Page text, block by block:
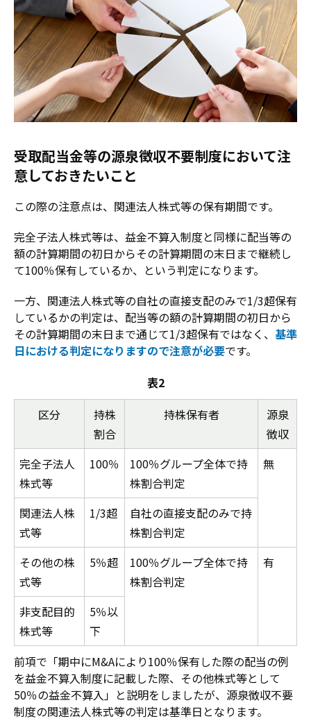
受取配当金等の源泉徴収不要制度において注
意しておきたいこと
この際の注意点は、関連法人株式等の保有期間です。
完全子法人株式等は、益金不算入制度と同様に配当等の
額の計算期間の初日からその計算期間の末日まで継続し
て100％保有しているか、という判定になります。
一方、関連法人株式等の自社の直接支配のみで1/3超保有
しているかの判定は、配当等の額の計算期間の初日から
その計算期間の末日まで通じて1/3超保有ではなく、 基準
日における判定になりますので注意が必要です。
表2
区分
持株
割合
持株保有者
源泉
徴収
完全子法人
株式等
100％
100％グループ全体で持
株割合判定
無
関連法人株
式等
1/3超
自社の直接支配のみで持
株割合判定
その他の株
式等
5％超
100％グループ全体で持
株割合判定
有
非支配目的
株式等
5％以
下
前項で「期中にM&Aにより100％保有した際の配当の例
を益金不算入制度に記載した際、その他株式等として
50％の益金不算入」と説明をしましたが、源泉徴収不要
制度の関連法人株式等の判定は基準日となります。